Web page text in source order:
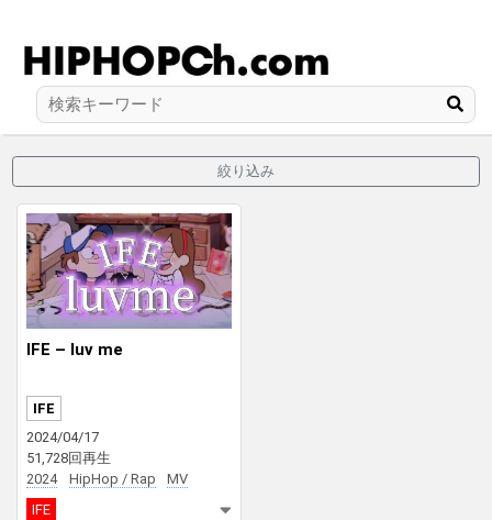
絞り込み
IFE – luv me
IFE
2024/04/17
51,728回再生
2024
HipHop / Rap
MV
IFE